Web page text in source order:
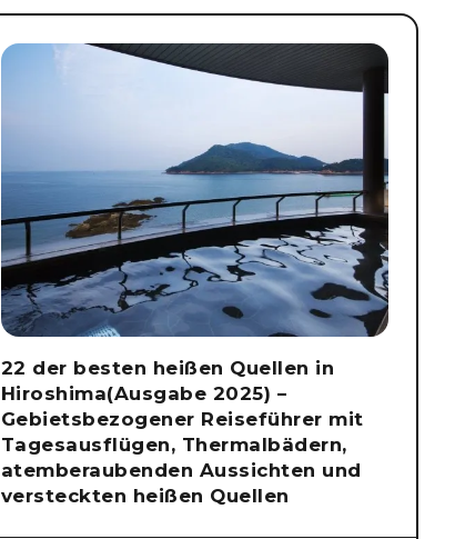
22 der besten heißen Quellen in
Hiroshima(Ausgabe 2025) –
Gebietsbezogener Reiseführer mit
Tagesausflügen, Thermalbädern,
atemberaubenden Aussichten und
versteckten heißen Quellen